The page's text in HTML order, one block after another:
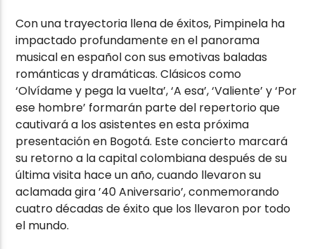
Con una trayectoria llena de éxitos, Pimpinela ha
impactado profundamente en el panorama
musical en español con sus emotivas baladas
románticas y dramáticas. Clásicos como
‘Olvídame y pega la vuelta’, ‘A esa’, ‘Valiente’ y ‘Por
ese hombre’ formarán parte del repertorio que
cautivará a los asistentes en esta próxima
presentación en Bogotá. Este concierto marcará
su retorno a la capital colombiana después de su
última visita hace un año, cuando llevaron su
aclamada gira ’40 Aniversario’, conmemorando
cuatro décadas de éxito que los llevaron por todo
el mundo.